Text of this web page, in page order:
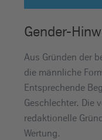
Gender-
Aus Gründen der
die männliche
Entsprechende
Geschlechter. Die
redaktionelle
Wertung.